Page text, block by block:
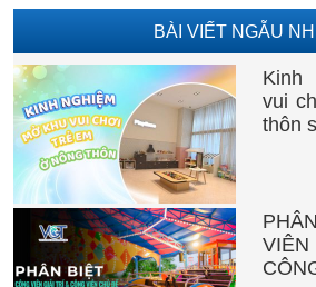
BÀI VIẾT NGẪU
Kinh
vui
thôn